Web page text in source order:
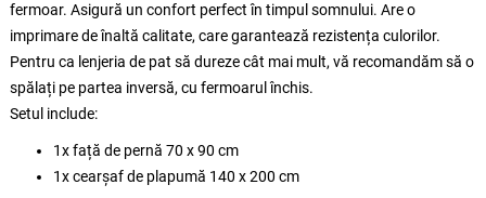
fermoar. Asigură un confort perfect în timpul somnului. Are o
imprimare de înaltă calitate, care garantează rezistența culorilor.
Pentru ca lenjeria de pat să dureze cât mai mult, vă recomandăm să o
spălați pe partea inversă, cu fermoarul închis.
Setul include:
1x față de pernă 70 x 90 cm
1x cearșaf de plapumă 140 x 200 cm